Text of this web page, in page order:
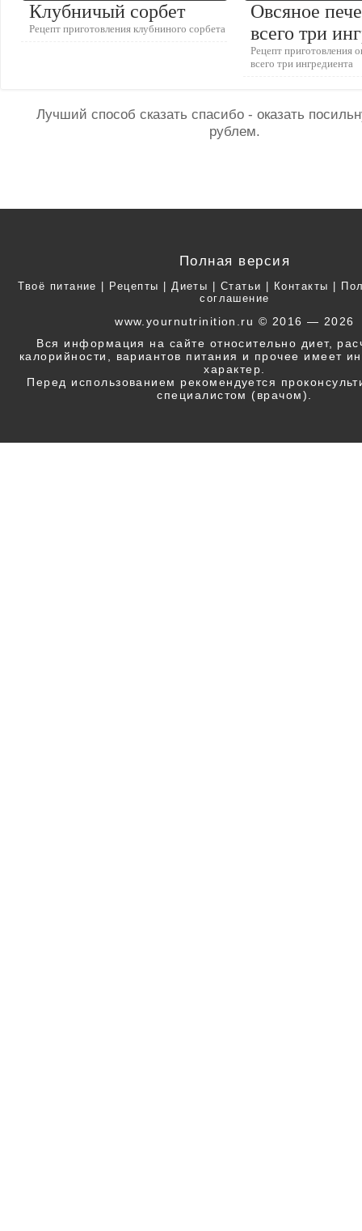
Клубничый сорбет
Рецепт приготовления клубниного сорбета
Овсяное
всего три
Рецепт приготовления
всего три ингредиента
Лучший способ сказать спасибо - оказать
рублем.
Полная версия
Твоё питание Рецепты |Диеты Статьи Контакты
соглашение
www.yournutrinition.ru © 2016 — 2026
Вся информация на сайте относительно диет,
калорийности, вариантов питания и прочее имеет
характер.
Перед использованием рекомендуется
специалистом (врачом).